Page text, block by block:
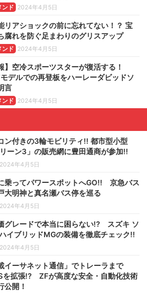
ンド 2024年4月5日
リアショックの前に忘れてない！？ 宝
腐れを防ぐ足まわりのグリスアップ
ンド 2024年4月5日
】空冷スポーツスターが復活する！
デルでの再登板をハーレーダビッドソ
言
ンド 2024年4月5日
ン付きの3輪モビリティ!! 都市型小型
ーン3」の販売網に豊田通商が参加!!
2024年4月5日
乗ってパワースポットへGO!! 京急バス
大明神と真名瀬バス停を巡る
2024年4月5日
グレードで本当に困らない!? スズキ ソ
イブリッドMGの装備を徹底チェック!!
2024年4月5日
イーサネット通信」でトレーラまで
を拡張!? ZFが高度な安全・自動化技術
公開！